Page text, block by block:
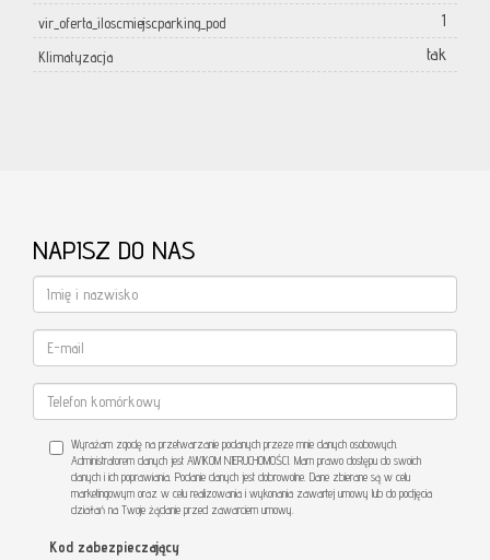
vir_oferta_iloscmiejscparking_pod 1
Klimatyzacja tak
NAPISZ DO NAS
Wyrażam zgodę na przetwarzanie podanych przeze mnie danych osobowych.
Administratorem danych jest AWIKOM NIERUCHOMOŚCI. Mam prawo dostępu do swoich
danych i ich poprawiania. Podanie danych jest dobrowolne. Dane zbierane są w celu
marketingowym oraz w celu realizowania i wykonania zawartej umowy lub do podjęcia
działań na Twoje żądanie przed zawarciem umowy.
Kod zabezpieczający